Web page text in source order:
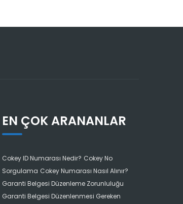
EN ÇOK ARANANLAR
Cokey ID Numarası Nedir? Cokey No
Sorgulama Cokey Numarası Nasıl Alınır?
Garanti Belgesi Düzenleme Zorunluluğu
Garanti Belgesi Düzenlenmesi Gereken